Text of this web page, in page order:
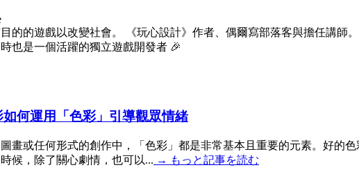
的的遊戲以改變社會。 《玩心設計》作者、偶爾寫部落客與擔任講
也是一個活躍的獨立遊戲開發者 🎉
何運用「色彩」引導觀眾情緒
畫或任何形式的創作中，「色彩」都是非常基本且重要的元素。好的
候，除了關心劇情，也可以... → もっと記事を読む